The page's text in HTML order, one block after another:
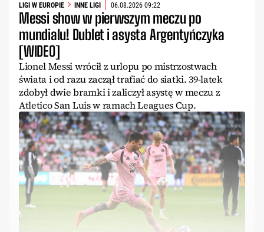
LIGI W EUROPIE INNE LIGI 06.08.2026 09:22
Messi show w pierwszym meczu po
mundialu! Dublet i asysta Argentyńczyka
[WIDEO]
Lionel Messi wrócił z urlopu po mistrzostwach
świata i od razu zaczął trafiać do siatki. 39-latek
zdobył dwie bramki i zaliczył asystę w meczu z
Atletico San Luis w ramach Leagues Cup.